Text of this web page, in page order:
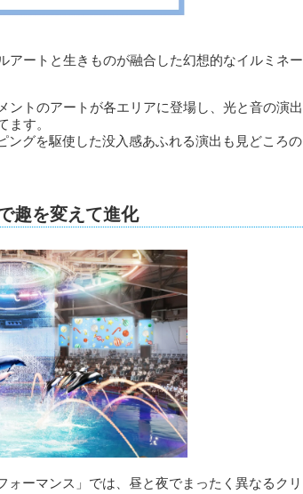
ートと生きものが融合した幻想的なイルミネー
トのアートが各エリアに登場し、光と音の演出
ます。
ングを駆使した没入感あふれる演出も見どころの
趣を変えて進化
ーマンス」では、昼と夜でまったく異なるクリ